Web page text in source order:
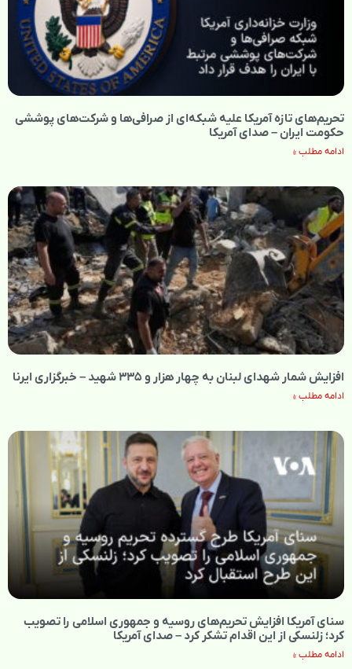
تحریم‌های تازه آمریکا علیه شبکه‌ای از صرافی‌ها و شرکت‌های پوششی
حکومت ایران – صدای آمریکا
ادامه مطلب »
افزایش شمار شهدای لبنان به چهار هزار و ۳۳۵ شهید – خبرگزاری ایرنا
ادامه مطلب »
سنای آمریکا افزایش تحریم‌های روسیه و جمهوری اسلامی را تصویب
کرد؛ زلنسکی از این اقدام تشکر کرد – صدای آمریکا
ادامه مطلب »